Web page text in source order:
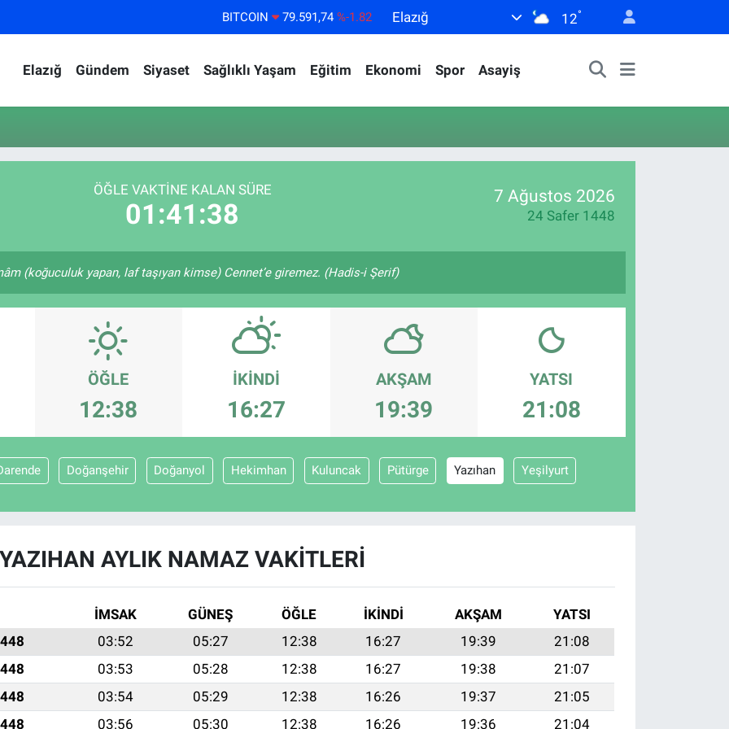
BITCOIN 79.591,74 %-1.82
EURO
53,38690 %0.19
STERLİN
61,60380 %0.18
BİST100 14.598,00 %0
Elazığ 12°
Elazığ Gündem Siyaset Sağlıklı Yaşam Eğitim Ekonomi Spor Asayiş
ÖĞLE VAKTİNE KALAN SÜRE
01:41:38
7 Ağustos 2026
24 Safer 1448
(koğuculuk yapan, laf taşıyan kimse) Cennet’e giremez. (Hadis-i Şerif)
ÖĞLE
12:38
İKINDI
16:27
AKŞAM
19:39
YATSI
21:08
Doğanşehir Doğanyol Hekimhan Kuluncak Pütürge Yazıhan Yeşilyurt
YAZIHAN AYLIK NAMAZ VAKITLERI
İMSAK GÜNEŞ ÖĞLE İKINDI AKŞAM
YATSI
03:52 05:27 12:38 16:27 19:39
21:08
03:53 05:28 12:38 16:27 19:38
21:07
03:54 05:29 12:38 16:26 19:37
21:05
03:56 05:30 12:38 16:26 19:36 21:04